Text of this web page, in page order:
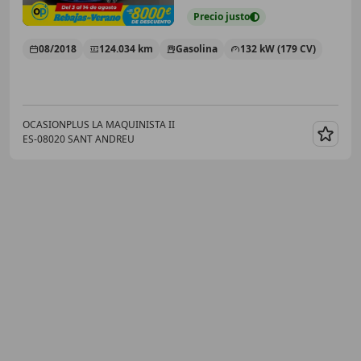
Precio justo
08/2018 124.034 km Gasolina 132 kW (179 CV)
OCASIONPLUS LA MAQUINISTA II
ES-08020 SANT ANDREU